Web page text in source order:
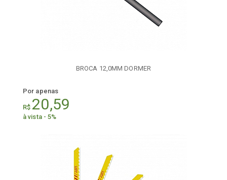
BROCA 12,0MM DORMER
Por apenas
R$ 20,59
à vista - 5%